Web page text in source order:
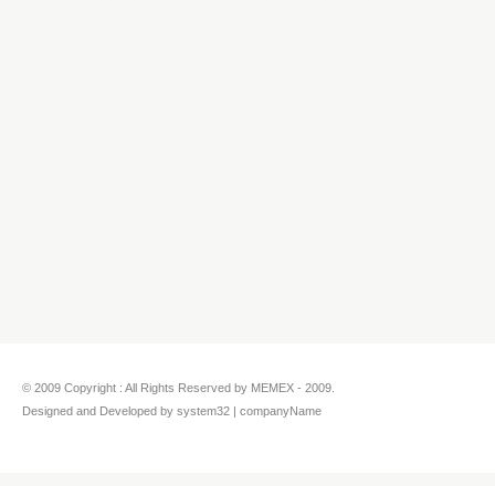
© 2009 Copyright : All Rights Reserved by MEMEX - 2009.
Designed and Developed by system32 | companyName